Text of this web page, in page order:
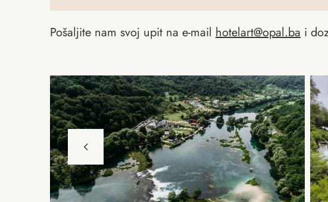
Pošaljite nam svoj upit na e-mail hotelart@opal.ba i